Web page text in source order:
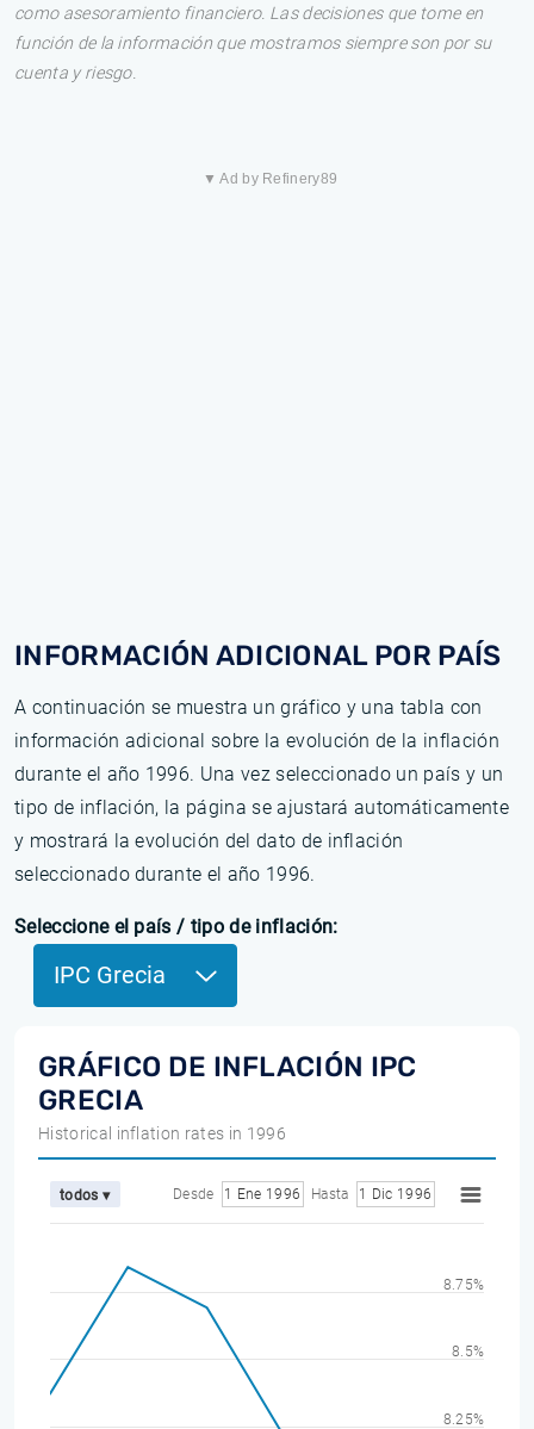
como asesoramiento financiero. Las decisiones que tome en
función de la información que mostramos siempre son por su
cuenta y riesgo.
▼ Ad by Refinery89
INFORMACIÓN ADICIONAL POR PAÍS
A continuación se muestra un gráfico y una tabla con
información adicional sobre la evolución de la inflación
durante el año 1996. Una vez seleccionado un país y un
tipo de inflación, la página se ajustará automáticamente
y mostrará la evolución del dato de inflación
seleccionado durante el año 1996.
Seleccione el país / tipo de inflación:
IPC Grecia
GRÁFICO DE INFLACIÓN IPC
GRECIA
Historical inflation rates in 1996
todos ▾ Desde 1 Ene 1996 Hasta 1 Dic 1996
8.25%
8.5%
8.75%